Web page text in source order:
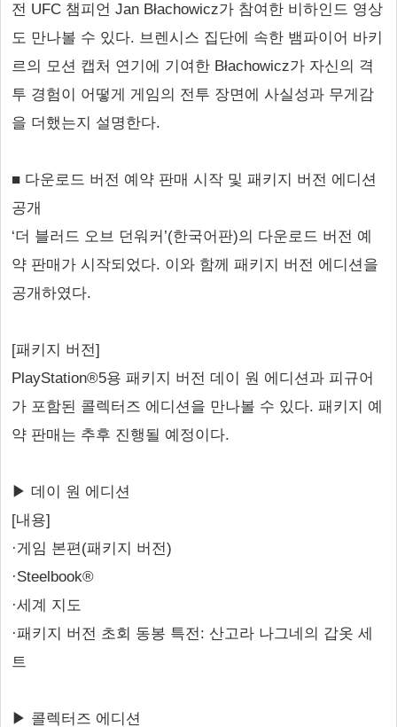
전 UFC 챔피언 Jan Błachowicz가 참여한 비하인드 영상
도 만나볼 수 있다. 브렌시스 집단에 속한 뱀파이어 바키
르의 모션 캡처 연기에 기여한 Błachowicz가 자신의 격
투 경험이 어떻게 게임의 전투 장면에 사실성과 무게감
을 더했는지 설명한다.
■ 다운로드 버전 예약 판매 시작 및 패키지 버전 에디션
공개
‘더 블러드 오브 던워커’(한국어판)의 다운로드 버전 예
약 판매가 시작되었다. 이와 함께 패키지 버전 에디션을
공개하였다.
[패키지 버전]
PlayStation®5용 패키지 버전 데이 원 에디션과 피규어
가 포함된 콜렉터즈 에디션을 만나볼 수 있다. 패키지 예
약 판매는 추후 진행될 예정이다.
▶ 데이 원 에디션
[내용]
·게임 본편(패키지 버전)
·Steelbook®
·세계 지도
·패키지 버전 초회 동봉 특전: 산고라 나그네의 갑옷 세
트
▶ 콜렉터즈 에디션